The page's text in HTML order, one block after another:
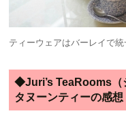
ティーウェアはバーレイで統
◆Juri’s TeaRooms（
タヌーンティーの感想